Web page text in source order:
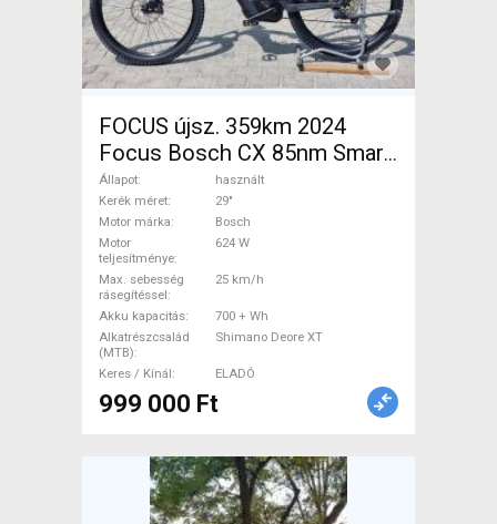
FOCUS újsz. 359km 2024
Focus Bosch CX 85nm Smart
750wh Elektromos Mountain
Bike 29" össztelós / fully
Bosch Shimano Deore XT
használt ELADÓ
Állapot
használt
Kerék méret
29"
Motor márka
Bosch
Motor
teljesítménye
624 W
Max. sebesség
rásegítéssel
25 km/h
Akku kapacitás
700 + Wh
Alkatrészcsalád
(MTB)
Shimano Deore XT
Keres / Kínál ELADÓ
999 000 Ft